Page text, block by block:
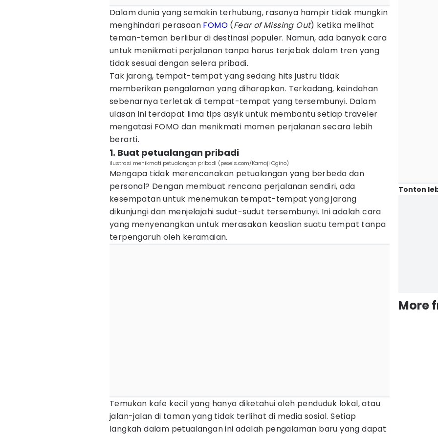
Dalam dunia yang semakin terhubung, rasanya hampir tidak mungkin
menghindari perasaan FOMO (Fear of Missing Out) ketika melihat
teman-teman berlibur di destinasi populer. Namun, ada banyak cara
untuk menikmati perjalanan tanpa harus terjebak dalam tren yang
tidak sesuai dengan selera pribadi.
Tak jarang, tempat-tempat yang sedang hits justru tidak
memberikan pengalaman yang diharapkan. Terkadang, keindahan
sebenarnya terletak di tempat-tempat yang tersembunyi. Dalam
ulasan ini terdapat lima tips asyik untuk membantu setiap traveler
mengatasi FOMO dan menikmati momen perjalanan secara lebih
berarti.
1. Buat petualangan pribadi
ilustrasi menikmati petualangan pribadi (pexels.com/Kamaji Ogino)
Mengapa tidak merencanakan petualangan yang berbeda dan
personal? Dengan membuat rencana perjalanan sendiri, ada
kesempatan untuk menemukan tempat-tempat yang jarang
dikunjungi dan menjelajahi sudut-sudut tersembunyi. Ini adalah cara
yang menyenangkan untuk merasakan keaslian suatu tempat tanpa
terpengaruh oleh keramaian.
Temukan kafe kecil yang hanya diketahui oleh penduduk lokal, atau
jalan-jalan di taman yang tidak terlihat di media sosial. Setiap
langkah dalam petualangan ini adalah pengalaman baru yang dapat
Tonton
More